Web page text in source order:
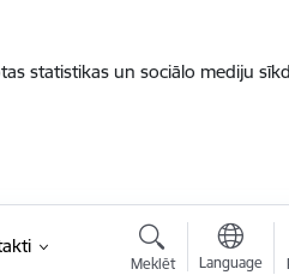
statistikas un sociālo mediju
Meklēt Language